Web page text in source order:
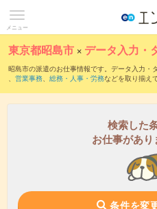
メニュー
東京都昭島市 × データ入力・
昭島市の派遣のお仕事情報です。データ入力・
、 営業事務、 総務・人事・労務などを取り揃え
検索した
お仕事があ
条件を変